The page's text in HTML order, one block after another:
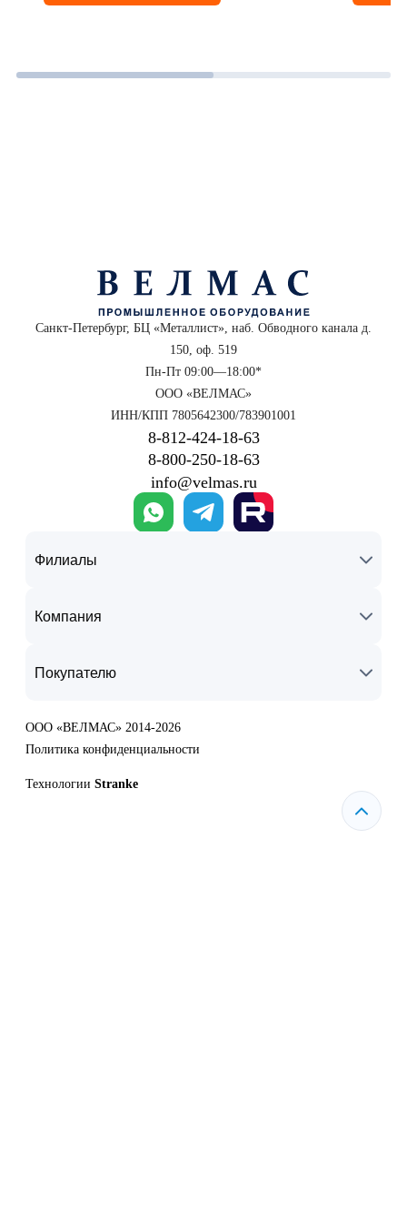
Санкт-Петербург, БЦ «Металлист», наб. Обводного канала д.
150, оф. 519
Пн-Пт 09:00—18:00*
ООО «ВЕЛМАС»
ИНН/КПП 7805642300/783901001
8‑812‑424‑18‑63
8‑800‑250‑18‑63
info@velmas.ru
Филиалы
Компания
Покупателю
ООО «ВЕЛМАС» 2014-2026
Политика конфиденциальности
Технологии Stranke